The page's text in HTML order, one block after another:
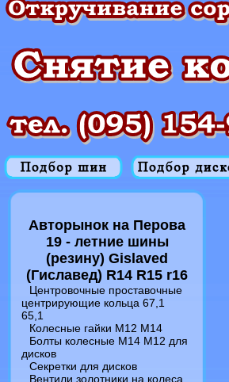
Авторынок на Перова
19 - летние шины
(резину) Gislaved
(Гиславед) R14 R15 r16
Центровочные проставочные
центрирующие кольца 67,1
65,1
Колесные гайки M12 M14
Болты колесные M14 M12 для
дисков
Секретки для дисков
Вентили золотники на колеса